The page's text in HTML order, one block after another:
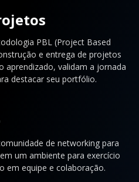
PBL (Project Based
e entrega de projetos
aprendizado, validam a jornada
destacar seu portfólio.
de networking para
um ambiente para exercício
em equipe e colaboração.